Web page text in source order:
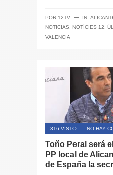
POR 12TV ─ IN:
NOTICIAS
NOTÍCIES 12
VALENCIA
316 VISTO - NO HAY
Toño Peral será
PP local de
de España la